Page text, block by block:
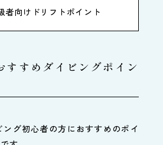
者向けドリフトポイント
すすめダイビングポイン
グ初心者の方におすすめのポイ